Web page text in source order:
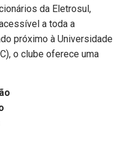
da Eletrosul,
a toda a
próximo à Universidade
o clube oferece uma